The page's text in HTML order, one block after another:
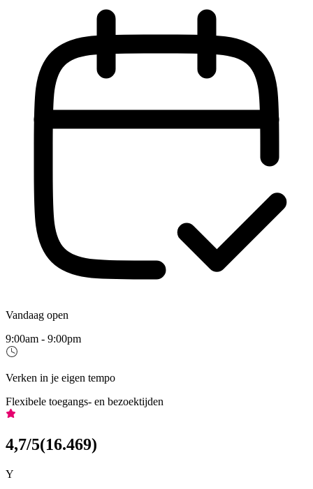
Vandaag open
9:00am - 9:00pm
Verken in je eigen tempo
Flexibele toegangs- en bezoektijden
4,7/5(16.469)
Y